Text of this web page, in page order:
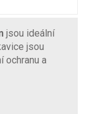
jsou ideální
jsou
ochranu a